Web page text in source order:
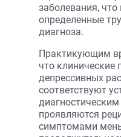
заболевания,
определенные
диагноза.
Практикующим
что клинические
депрессивных
соответствуют
проявляются
симптомами